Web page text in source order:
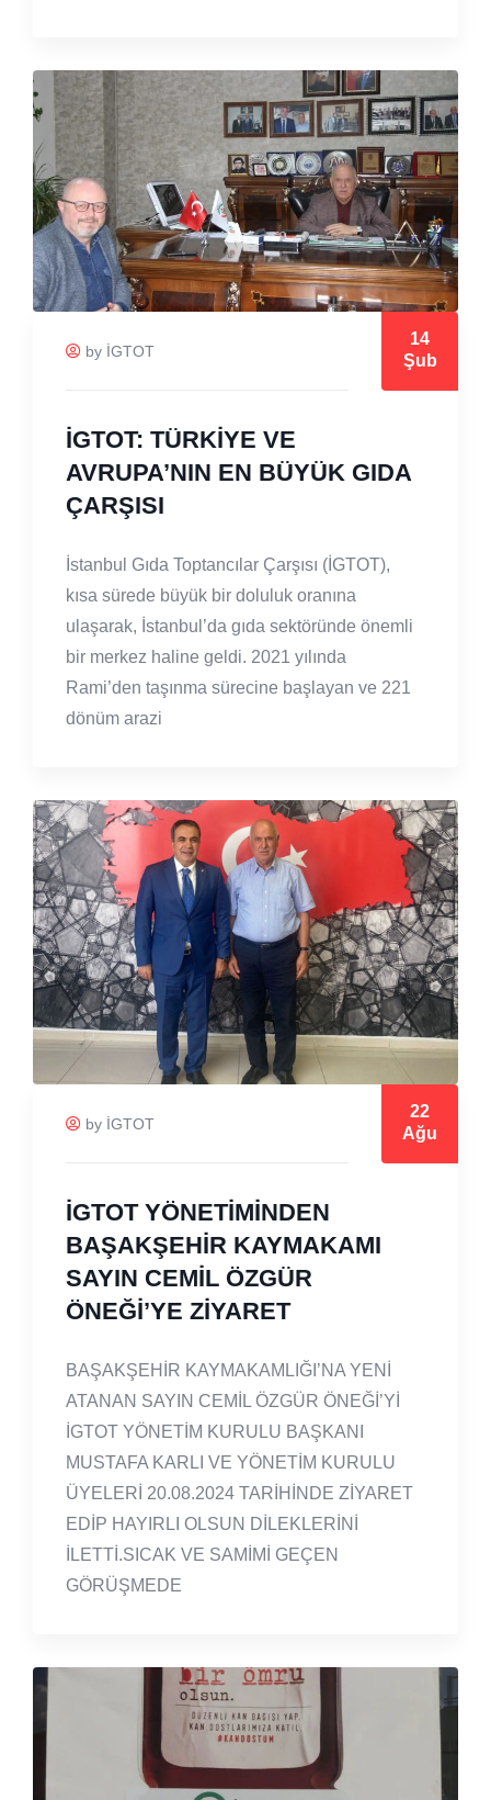
by İGTOT
14
Şub
İGTOT: TÜRKİYE VE
AVRUPA’NIN EN BÜYÜK GIDA
ÇARŞISI
İstanbul Gıda Toptancılar Çarşısı (İGTOT),
kısa sürede büyük bir doluluk oranına
ulaşarak, İstanbul’da gıda sektöründe önemli
bir merkez haline geldi. 2021 yılında
Rami’den taşınma sürecine başlayan ve 221
dönüm arazi
by İGTOT
22
Ağu
İGTOT YÖNETİMİNDEN
BAŞAKŞEHİR KAYMAKAMI
SAYIN CEMİL ÖZGÜR
ÖNEĞİ’YE ZİYARET
BAŞAKŞEHİR KAYMAKAMLIĞI’NA YENİ
ATANAN SAYIN CEMİL ÖZGÜR ÖNEĞİ’Yİ
İGTOT YÖNETİM KURULU BAŞKANI
MUSTAFA KARLI VE YÖNETİM KURULU
ÜYELERİ 20.08.2024 TARİHİNDE ZİYARET
EDİP HAYIRLI OLSUN DİLEKLERİNİ
İLETTİ.SICAK VE SAMİMİ GEÇEN
GÖRÜŞMEDE